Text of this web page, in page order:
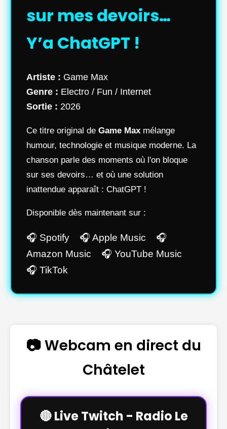
sur mes devoirs…
Y’a ChatGPT !
Artiste : Game Max
Genre : Electro / Fun / Internet
Sortie : 2026
Ce titre original de Game Max mélange
humour, technologie et musique moderne. La
chanson parle des moments où l'on bloque
sur ses devoirs… et où une solution
inattendue apparaît : ChatGPT !
Disponible dès maintenant sur :
🎧 Spotify 🎧 Apple Music 🎧
Amazon Music 🎧 YouTube Music
🎧 TikTok
📷 Webcam en direct du
Châtelet
🔴 Live Twitch - Radio Le